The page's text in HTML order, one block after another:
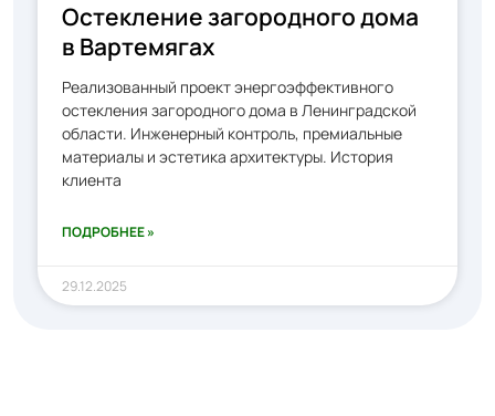
Остекление загородного дома
в Вартемягах
Реализованный проект энергоэффективного
остекления загородного дома в Ленинградской
области. Инженерный контроль, премиальные
материалы и эстетика архитектуры. История
клиента
ПОДРОБНЕЕ »
29.12.2025